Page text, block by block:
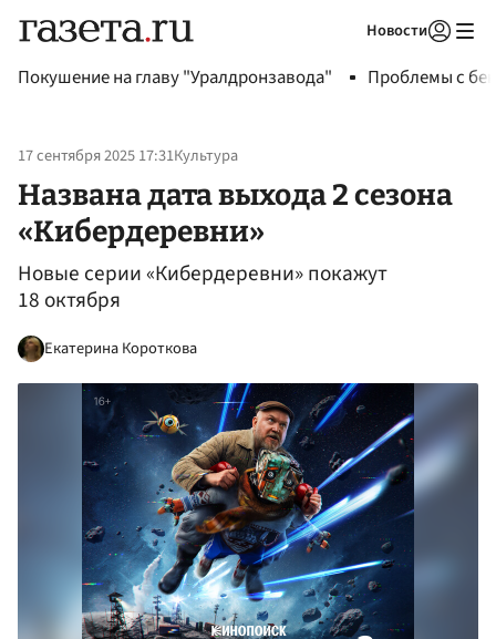
Новости
Покушение на главу "Уралдронзавода" Проблемы с
17 сентября 2025 17:31Культура
Названа дата выхода 2 сезона
«Кибердеревни»
Новые серии «Кибердеревни» покажут
18 октября
Екатерина Короткова